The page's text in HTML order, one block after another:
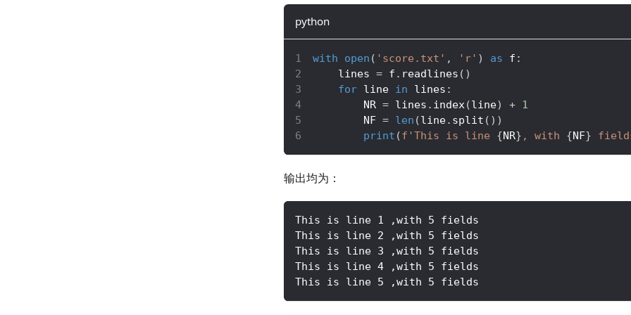
python
with open ( 'score.txt' , 'r' ) as f :
    lines
= f . readlines ( )
for line in lines :
        NR
= lines . index(line) + 1
        NF
= len (line. split ( ) )
print (f'This is line {NR} , with {NF}
输出均为：
This is line 1 ,with 5 fields
This is line 2 ,with 5 fields
This is line 3 ,with 5 fields
This is line 4 ,with 5 fields
This is line 5 ,with 5 fields